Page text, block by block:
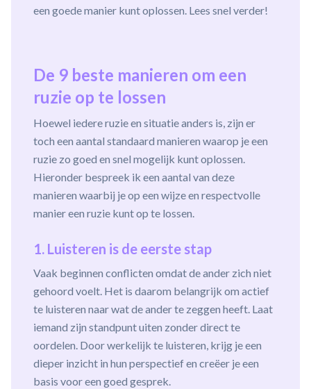
een goede manier kunt oplossen. Lees snel verder!
De 9 beste manieren om een
ruzie op te lossen
Hoewel iedere ruzie en situatie anders is, zijn er
toch een aantal standaard manieren waarop je een
ruzie zo goed en snel mogelijk kunt oplossen.
Hieronder bespreek ik een aantal van deze
manieren waarbij je op een wijze en respectvolle
manier een ruzie kunt op te lossen.
1. Luisteren is de eerste stap
Vaak beginnen conflicten omdat de ander zich niet
gehoord voelt. Het is daarom belangrijk om actief
te luisteren naar wat de ander te zeggen heeft. Laat
iemand zijn standpunt uiten zonder direct te
oordelen. Door werkelijk te luisteren, krijg je een
dieper inzicht in hun perspectief en creëer je een
basis voor een goed gesprek.